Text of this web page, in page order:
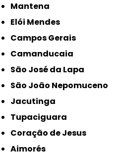
Mantena
Elói Mendes
Campos Gerais
Camanducaia
São José da Lapa
São João Nepomuceno
Jacutinga
Tupaciguara
Coração de Jesus
Aimorés